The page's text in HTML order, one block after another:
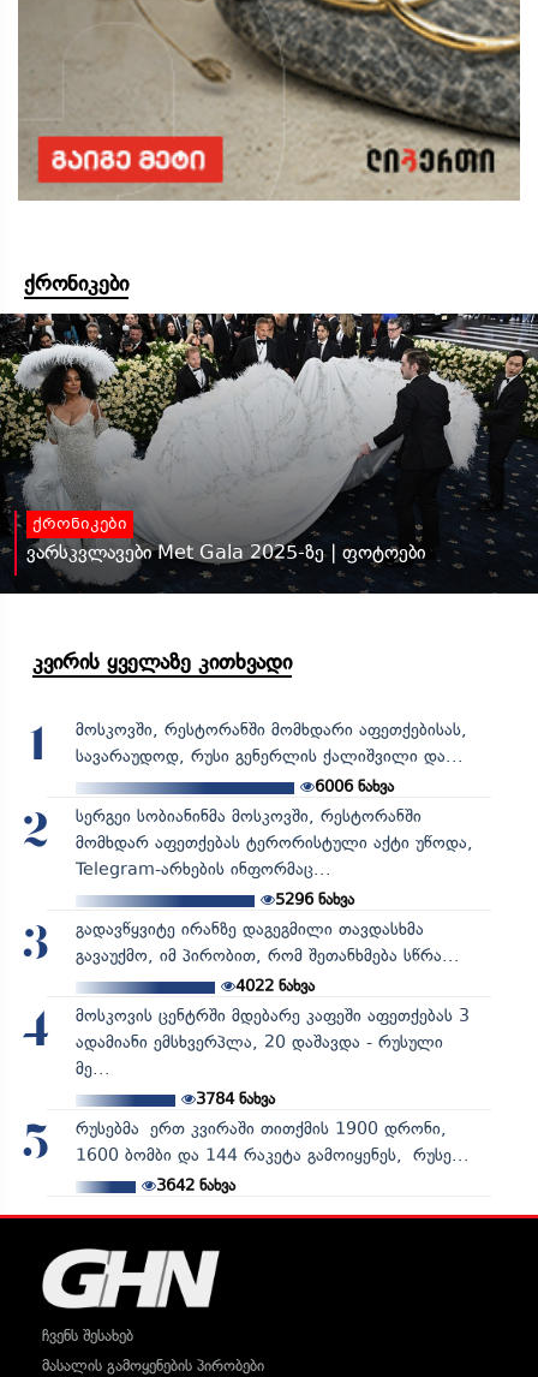
ქრონიკები
ქრონიკები
ვარსკვლავები Met Gala 2025-ზე | ფოტოები
კვირის ყველაზე კითხვადი
1
მოსკოვში, რესტორანში მომხდარი აფეთქებისას,
სავარაუდოდ, რუსი გენერლის ქალიშვილი და...
6006ნახვა
2
სერგეი სობიანინმა მოსკოვში, რესტორანში
მომხდარ აფეთქებას ტერორისტული აქტი უწოდა,
Telegram-არხების ინფორმაც...
5296ნახვა
3
გადავწყვიტე ირანზე დაგეგმილი თავდასხმა
გავაუქმო, იმ პირობით, რომ შეთანხმება სწრა...
4022ნახვა
4
მოსკოვის ცენტრში მდებარე კაფეში აფეთქებას 3
ადამიანი ემსხვერპლა, 20 დაშავდა - რუსული
მე...
3784ნახვა
5
რუსებმა ერთ კვირაში თითქმის 1900 დრონი,
1600 ბომბი და 144 რაკეტა გამოიყენეს, რუსე...
3642ნახვა
ჩვენს შესახებ
მასალის გამოყენების პირობები